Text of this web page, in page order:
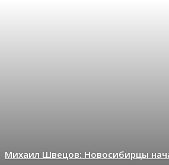
Михаил Швецов: Новосибирцы